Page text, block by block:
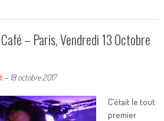
– Paris, Vendredi 13 Octobre
- 18 octobre 2017
C’était le tout
premier